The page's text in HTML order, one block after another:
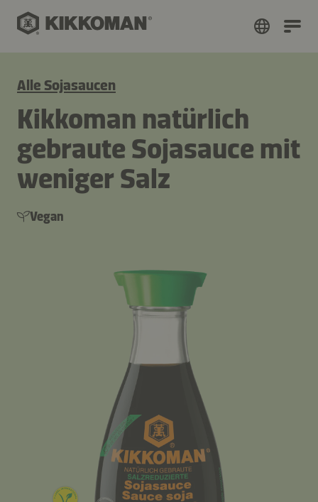
Alle Sojasaucen
Kikkoman natürlich
gebraute Sojasauce mit
weniger Salz
Vegan